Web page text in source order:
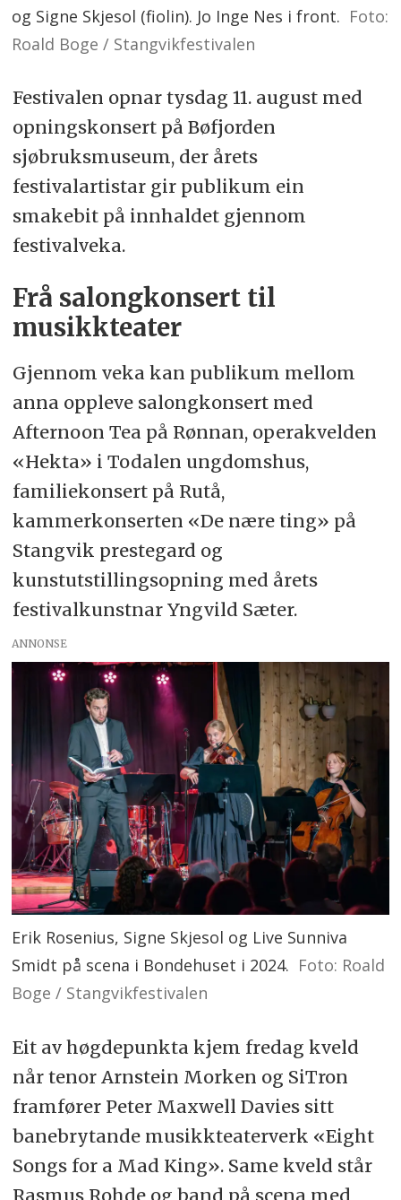
og Signe Skjesol (fiolin). Jo Inge Nes i front. Foto:
Roald Boge / Stangvikfestivalen
Festivalen opnar tysdag 11. august med
opningskonsert på Bøfjorden
sjøbruksmuseum, der årets
festivalartistar gir publikum ein
smakebit på innhaldet gjennom
festivalveka.
Frå salongkonsert til
musikkteater
Gjennom veka kan publikum mellom
anna oppleve salongkonsert med
Afternoon Tea på Rønnan, operakvelden
«Hekta» i Todalen ungdomshus,
familiekonsert på Rutå,
kammerkonserten «De nære ting» på
Stangvik prestegard og
kunstutstillingsopning med årets
festivalkunstnar Yngvild Sæter.
ANNONSE
Erik Rosenius, Signe Skjesol og Live Sunniva
Smidt på scena i Bondehuset i 2024. Foto: Roald
Boge / Stangvikfestivalen
Eit av høgdepunkta kjem fredag kveld
når tenor Arnstein Morken og SiTron
framfører Peter Maxwell Davies sitt
banebrytande musikkteaterverk «Eight
Songs for a Mad King». Same kveld står
Rasmus Rohde og band på scena med